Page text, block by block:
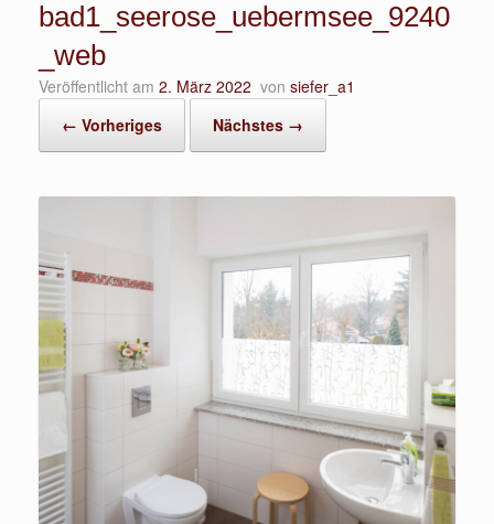
bad1_seerose_uebermsee_9240
_web
Veröffentlicht am 2. März 2022 von siefer_a1
← Vorheriges
Nächstes →